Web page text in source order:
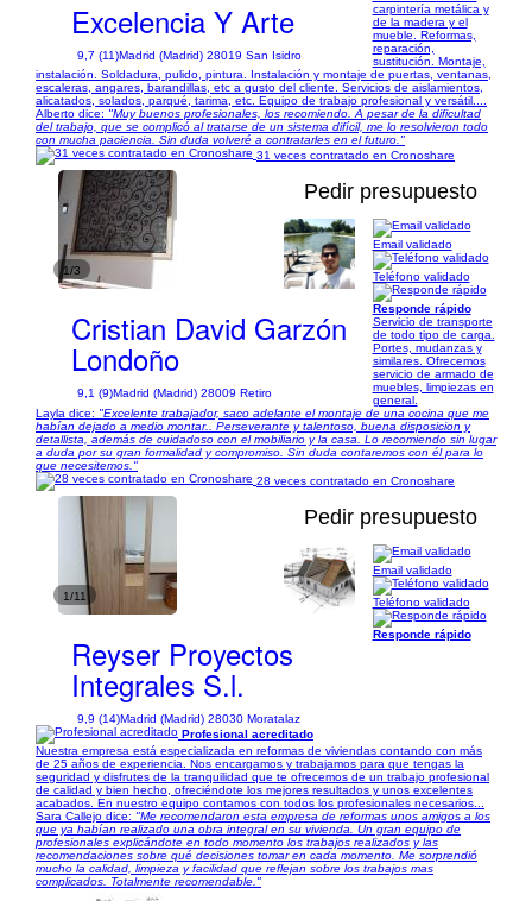
Excelencia Y Arte
9,7 (11)Madrid (Madrid) 28019 San Isidro
carpintería metálica y
de la madera y el
mueble. Reformas,
reparación,
sustitución. Montaje,
instalación. Soldadura, pulido, pintura. Instalación y montaje de puertas, ventanas,
escaleras, angares, barandillas, etc a gusto del cliente. Servicios de aislamientos,
alicatados, solados, parqué, tarima, etc. Equipo de trabajo profesional y versátil....
Alberto dice: "Muy buenos profesionales, los recomiendo. A pesar de la dificultad
del trabajo, que se complicó al tratarse de un sistema difícil, me lo resolvieron todo
con mucha paciencia. Sin duda volveré a contratarles en el futuro."
31 veces contratado en Cronoshare
1/3
Pedir presupuesto
Cristian David Garzón
Londoño
9,1 (9)Madrid (Madrid) 28009 Retiro
Email validado
Teléfono validado
Responde rápido
Servicio de transporte
de todo tipo de carga.
Portes, mudanzas y
similares. Ofrecemos
servicio de armado de
muebles, limpiezas en
general.
Layla dice: "Excelente trabajador, saco adelante el montaje de una cocina que me
habían dejado a medio montar.. Perseverante y talentoso, buena disposicion y
detallista, además de cuidadoso con el mobiliario y la casa. Lo recomiendo sin lugar
a duda por su gran formalidad y compromiso. Sin duda contaremos con él para lo
que necesitemos."
28 veces contratado en Cronoshare
1/11
Pedir presupuesto
Reyser Proyectos
Integrales S.l.
9,9 (14)Madrid (Madrid) 28030 Moratalaz
Email validado
Teléfono validado
Responde rápido
Profesional acreditado
Nuestra empresa está especializada en reformas de viviendas contando con más
de 25 años de experiencia. Nos encargamos y trabajamos para que tengas la
seguridad y disfrutes de la tranquilidad que te ofrecemos de un trabajo profesional
de calidad y bien hecho, ofreciéndote los mejores resultados y unos excelentes
acabados. En nuestro equipo contamos con todos los profesionales necesarios...
Sara Callejo dice: "Me recomendaron esta empresa de reformas unos amigos a los
que ya habían realizado una obra integral en su vivienda. Un gran equipo de
profesionales explicándote en todo momento los trabajos realizados y las
recomendaciones sobre qué decisiones tomar en cada momento. Me sorprendió
mucho la calidad, limpieza y facilidad que reflejan sobre los trabajos mas
complicados. Totalmente recomendable."